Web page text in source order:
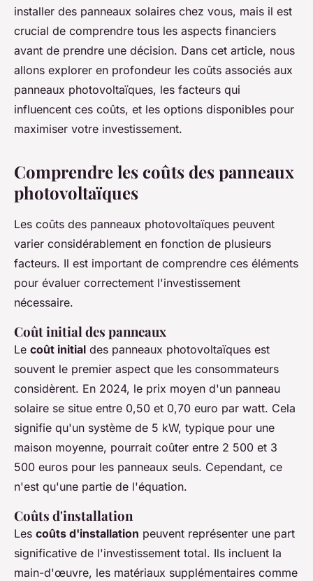
installer des panneaux solaires chez vous, mais il est
crucial de comprendre tous les aspects financiers
avant de prendre une décision. Dans cet article, nous
allons explorer en profondeur les coûts associés aux
panneaux photovoltaïques, les facteurs qui
influencent ces coûts, et les options disponibles pour
maximiser votre investissement.
Comprendre les coûts des panneaux
photovoltaïques
Les coûts des panneaux photovoltaïques peuvent
varier considérablement en fonction de plusieurs
facteurs. Il est important de comprendre ces éléments
pour évaluer correctement l'investissement
nécessaire.
Coût initial des panneaux
Le coût initial des panneaux photovoltaïques est
souvent le premier aspect que les consommateurs
considèrent. En 2024, le prix moyen d'un panneau
solaire se situe entre 0,50 et 0,70 euro par watt. Cela
signifie qu'un système de 5 kW, typique pour une
maison moyenne, pourrait coûter entre 2 500 et 3
500 euros pour les panneaux seuls. Cependant, ce
n'est qu'une partie de l'équation.
Coûts d'installation
Les coûts d'installation peuvent représenter une part
significative de l'investissement total. Ils incluent la
main-d'œuvre, les matériaux supplémentaires comme